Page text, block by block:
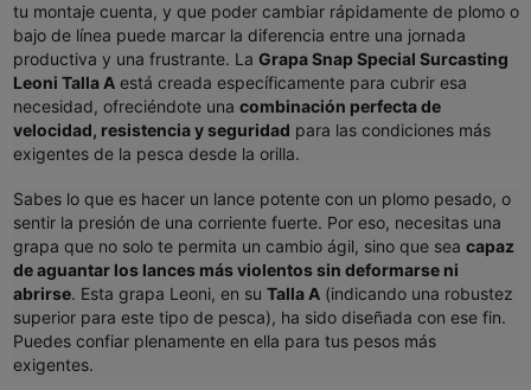
tu montaje cuenta, y que poder cambiar rápidamente de plomo o
bajo de línea puede marcar la diferencia entre una jornada
productiva y una frustrante. La Grapa Snap Special Surcasting
Leoni Talla A está creada específicamente para cubrir esa
necesidad, ofreciéndote una combinación perfecta de
velocidad, resistencia y seguridad para las condiciones más
exigentes de la pesca desde la orilla.
Sabes lo que es hacer un lance potente con un plomo pesado, o
sentir la presión de una corriente fuerte. Por eso, necesitas una
grapa que no solo te permita un cambio ágil, sino que sea capaz
de aguantar los lances más violentos sin deformarse ni
abrirse. Esta grapa Leoni, en su Talla A (indicando una robustez
superior para este tipo de pesca), ha sido diseñada con ese fin.
Puedes confiar plenamente en ella para tus pesos más
exigentes.